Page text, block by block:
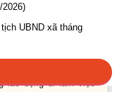
UBND xã tháng
2027
lao động đi làm việc